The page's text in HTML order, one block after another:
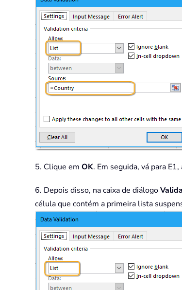
5. Clique em OK. Em seguida, vá para
6. Depois disso, na caixa de diálogo
célula que contém a primeira lista